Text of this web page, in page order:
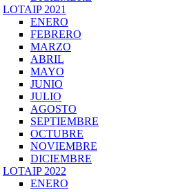
LOTAIP 2021
ENERO
FEBRERO
MARZO
ABRIL
MAYO
JUNIO
JULIO
AGOSTO
SEPTIEMBRE
OCTUBRE
NOVIEMBRE
DICIEMBRE
LOTAIP 2022
ENERO